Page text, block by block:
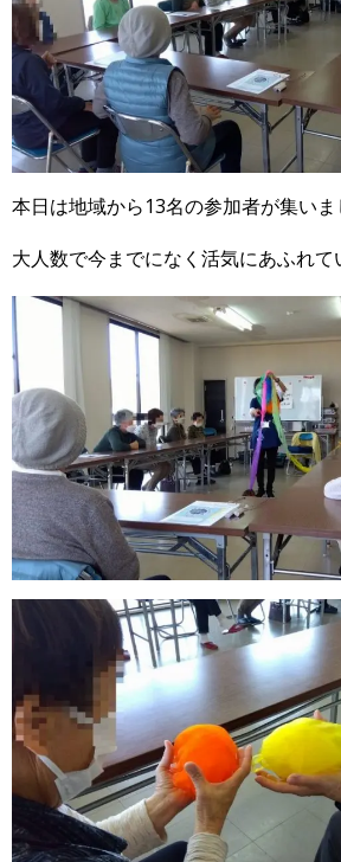
本日は地域から13名の参加者が集い
大人数で今までになく活気にあふれて